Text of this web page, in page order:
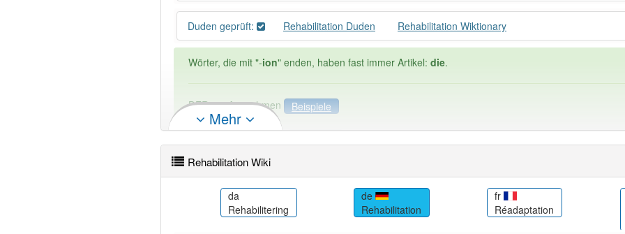
Duden geprüft: Rehabilitation Duden Rehabilitation Wiktionary
Wörter, die mit "-ion" enden, haben fast immer Artikel: die.
DER:21Ausnahmen
Beispiele
DIE: 2 809
DAS:114Ausnahmen
Wörter mit Endung-rehabilitation Wörter mit
Mehr
Rehabilitation Wiki
da
Rehabilitering
de
Rehabilitation
fr
Réadaptation